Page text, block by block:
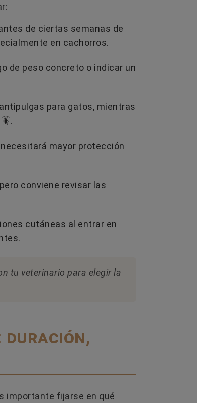
de ciertas semanas de
en cachorros.
de peso concreto o indicar un
para gatos, mientras
mayor protección
conviene revisar las
cutáneas al entrar en
tu veterinario para elegir la
duración,
importante fijarse en qué